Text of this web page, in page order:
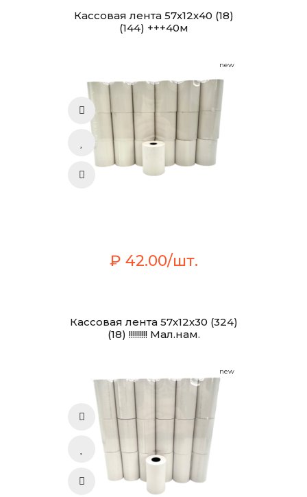
Кассовая лента 57х12х40 (18)
(144) +++40м
new
₽ 42.00/шт.
Кассовая лента 57х12х30 (324)
(18) !!!!!!!!! Мал.нам.
new